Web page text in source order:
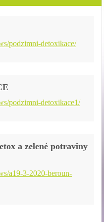
podzimni-detoxikace/
podzimni-detoxikace1/
a zelené potraviny
a19-3-2020-beroun-